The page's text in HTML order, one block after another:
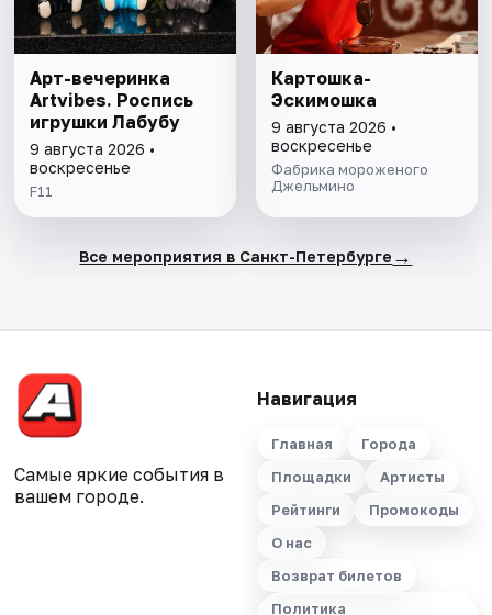
Арт-вечеринка
Artvibes. Роспись
игрушки Лабубу
9 августа 2026 •
воскресенье
F11
Картошка-
Эскимошка
9 августа 2026 •
воскресенье
Фабрика мороженого
Джельмино
Все мероприятия в Санкт-Петербурге →
Самые яркие события в
вашем городе.
Навигация
Главная
Города
Площадки
Артисты
Рейтинги
Промокоды
О нас
Возврат билетов
Политика